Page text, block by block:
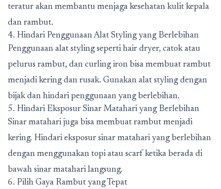
teratur akan membantu menjaga kesehatan kulit kepala
dan rambut.
4. Hindari Penggunaan Alat Styling yang Berlebihan
Penggunaan alat styling seperti hair dryer, catok atau
pelurus rambut, dan curling iron bisa membuat rambut
menjadi kering dan rusak. Gunakan alat styling dengan
bijak dan hindari penggunaan yang berlebihan.
5. Hindari Eksposur Sinar Matahari yang Berlebihan
Sinar matahari juga bisa membuat rambut menjadi
kering. Hindari eksposur sinar matahari yang berlebihan
dengan menggunakan topi atau scarf ketika berada di
bawah sinar matahari langsung.
6. Pilih Gaya Rambut yang Tepat